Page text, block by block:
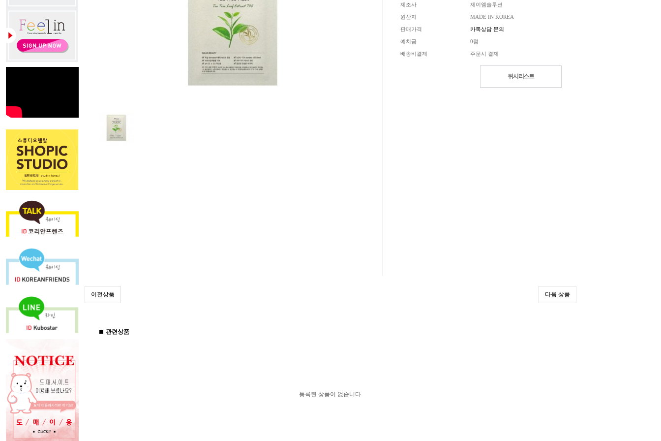
제조사 제이엠솔루션
원산지 MADE IN KOREA
판매가격 카톡상담 문의
예치금 0점
배송비결제 주문시 결제
위시리스트
이전상품 다음 상품
관련상품
등록된 상품이 없습니다.